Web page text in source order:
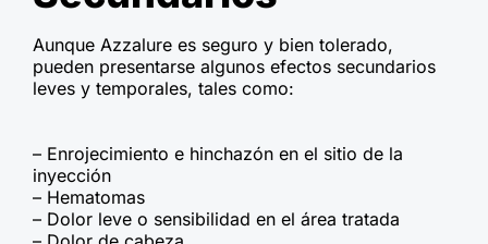
Aunque Azzalure es seguro y bien tolerado,
pueden presentarse algunos efectos secundarios
leves y temporales, tales como:
– Enrojecimiento e hinchazón en el sitio de la
inyección
– Hematomas
– Dolor leve o sensibilidad en el área tratada